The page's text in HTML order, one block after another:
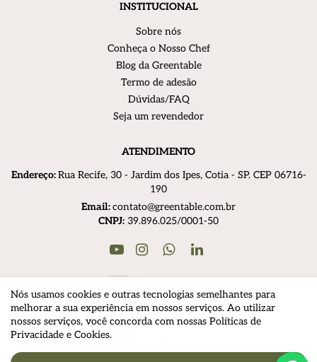
INSTITUCIONAL
Sobre nós
Conheça o Nosso Chef
Blog da Greentable
Termo de adesão
Dúvidas/FAQ
Seja um revendedor
ATENDIMENTO
Endereço:Rua Recife, 30 - Jardim dos Ipes, Cotia - SP. CEP 06716-
190
Email:contato@greentable.com.br
CNPJ: 39.896.025/0001-50
YoutubeInstagramWhatsApp
Linkedin
Nós usamos cookies e outras tecnologias semelhantes para
melhorar a sua experiência em nossos serviços. Ao utilizar
nossos serviços, você concorda com nossas Políticas de
Privacidade e Cookies.